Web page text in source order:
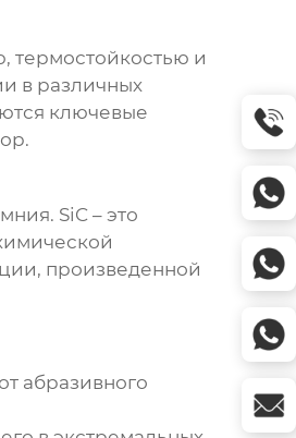
термостойкостью и
в различных
ключевые
SiC – это
произведенной
абразивного